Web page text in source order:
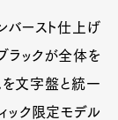
バースト仕上げ
ラックが全体を
を文字盤と統一
ック限定モデル